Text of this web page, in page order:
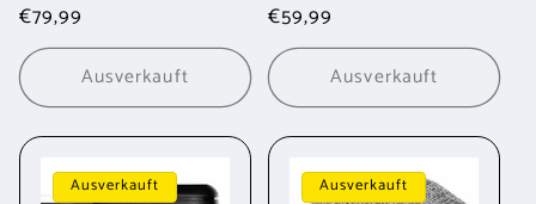
Normaler
Preis
€79,99
Ausverkauft
Normaler
Preis
€59,99
Ausverkauft
Ausverkauft Ausverkauft